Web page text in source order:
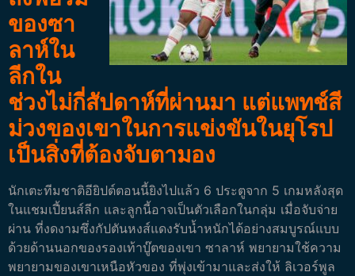
ของซา
ลาห์ใน
ลีกใน
ช่วงไม่กี่สัปดาห์ที่ผ่านมา แต่แพทช์สี
ม่วงของเขาในการแข่งขันในยุโรป
เป็นสิ่งที่ต้องจับตามอง
นักเตะทีมชาติอียิปต์ตอนนี้ยิงไปแล้ว 6 ประตูจาก 5 เกมหลังสุด
ในแชมเปี้ยนส์ลีก และลูกนี้อาจเป็นตัวเลือกในกลุ่ม เมื่อจับจ่าย
ผ่าน ที่งดงามซึ่งกัปตันหงส์แดงรับน้ำหนักได้อย่างสมบูรณ์แบบ
ด้วยด้านนอกของรองเท้าบู๊ตของเขา ซาลาห์ พยายามใช้ความ
พยายามของเขาเหนือหัวของ ที่พุ่งเข้ามาและส่งให้ ลิเวอร์พูล